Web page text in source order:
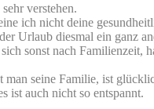
verstehen.
ich nicht deine
Urlaub diesmal ein ganz
sonst nach Familienzeit,
man seine Familie, ist
ist auch nicht so entspannt.